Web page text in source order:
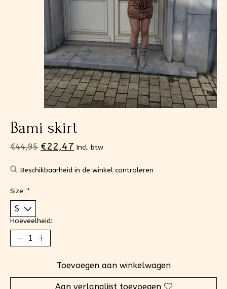
Bami skirt
€44,95 €22,47 Incl. btw
Beschikbaarheid in de winkel controleren
Size: *
Hoeveelheid:
Toevoegen aan winkelwagen
Aan verlanglijst toevoegen